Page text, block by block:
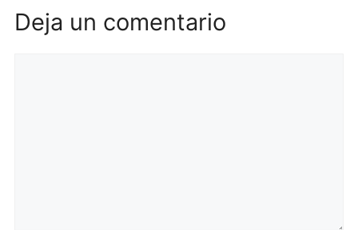
Deja un comentario